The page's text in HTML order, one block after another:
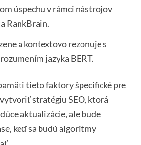
úspechu v rámci nástrojov
RankBrain.
a kontextovo rezonuje s
jazyka BERT.
tieto faktory špecifické pre
stratégiu SEO, ktorá
aktualizácie, ale bude
keď sa budú algoritmy